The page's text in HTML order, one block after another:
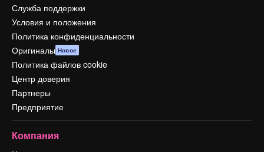
Служба поддержки
Условия и положения
Политика конфиденциальности
Оригиналы Новое
Политика файлов cookie
Центр доверия
Партнеры
Предприятие
Компания